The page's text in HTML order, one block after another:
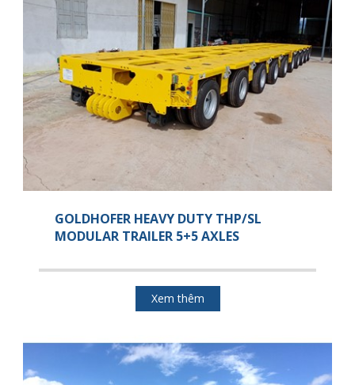
GOLDHOFER HEAVY DUTY THP/SL
MODULAR TRAILER 5+5 AXLES
Xem thêm